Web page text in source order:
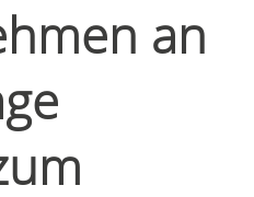
an